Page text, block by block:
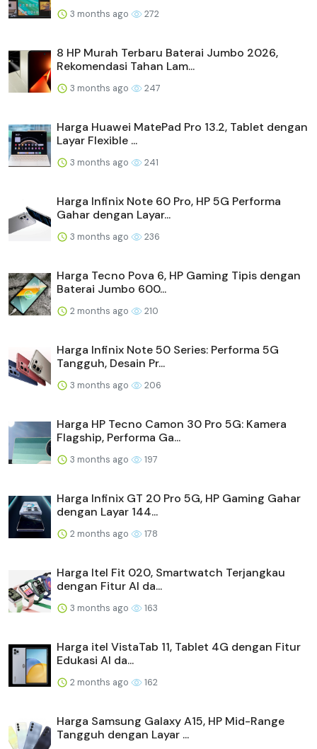
3 months ago 272
8 HP Murah Terbaru Baterai Jumbo 2026,
Rekomendasi Tahan Lam...
3 months ago 247
Harga Huawei MatePad Pro 13.2, Tablet dengan
Layar Flexible ...
3 months ago 241
Harga Infinix Note 60 Pro, HP 5G Performa
Gahar dengan Layar...
3 months ago 236
Harga Tecno Pova 6, HP Gaming Tipis dengan
Baterai Jumbo 600...
2 months ago 210
Harga Infinix Note 50 Series: Performa 5G
Tangguh, Desain Pr...
3 months ago 206
Harga HP Tecno Camon 30 Pro 5G: Kamera
Flagship, Performa Ga...
3 months ago 197
Harga Infinix GT 20 Pro 5G, HP Gaming Gahar
dengan Layar 144...
2 months ago 178
Harga Itel Fit 020, Smartwatch Terjangkau
dengan Fitur AI da...
3 months ago 163
Harga itel VistaTab 11, Tablet 4G dengan Fitur
Edukasi AI da...
2 months ago 162
Harga Samsung Galaxy A15, HP Mid-Range
Tangguh dengan Layar ...